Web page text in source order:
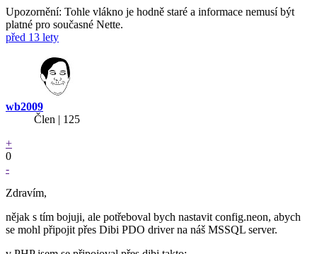
Upozornění: Tohle vlákno je hodně staré a informace nemusí být
platné pro současné Nette.
před 13 lety
wb2009
Člen | 125
+
0
-
Zdravím,
nějak s tím bojuji, ale potřeboval bych nastavit config.neon, abych
se mohl připojit přes Dibi PDO driver na náš MSSQL server.